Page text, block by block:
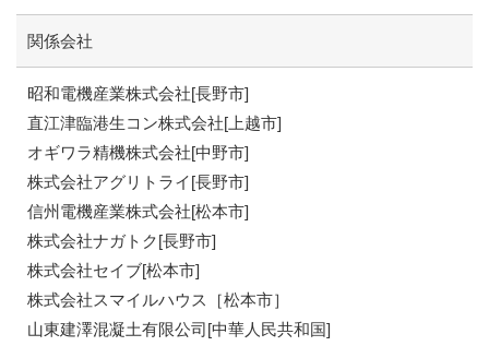
関係会社
昭和電機産業株式会社[長野市]
直江津臨港生コン株式会社[上越市]
オギワラ精機株式会社[中野市]
株式会社アグリトライ[長野市]
信州電機産業株式会社[松本市]
株式会社ナガトク[長野市]
株式会社セイブ[松本市]
株式会社スマイルハウス［松本市］
山東建澤混凝土有限公司[中華人民共和国]